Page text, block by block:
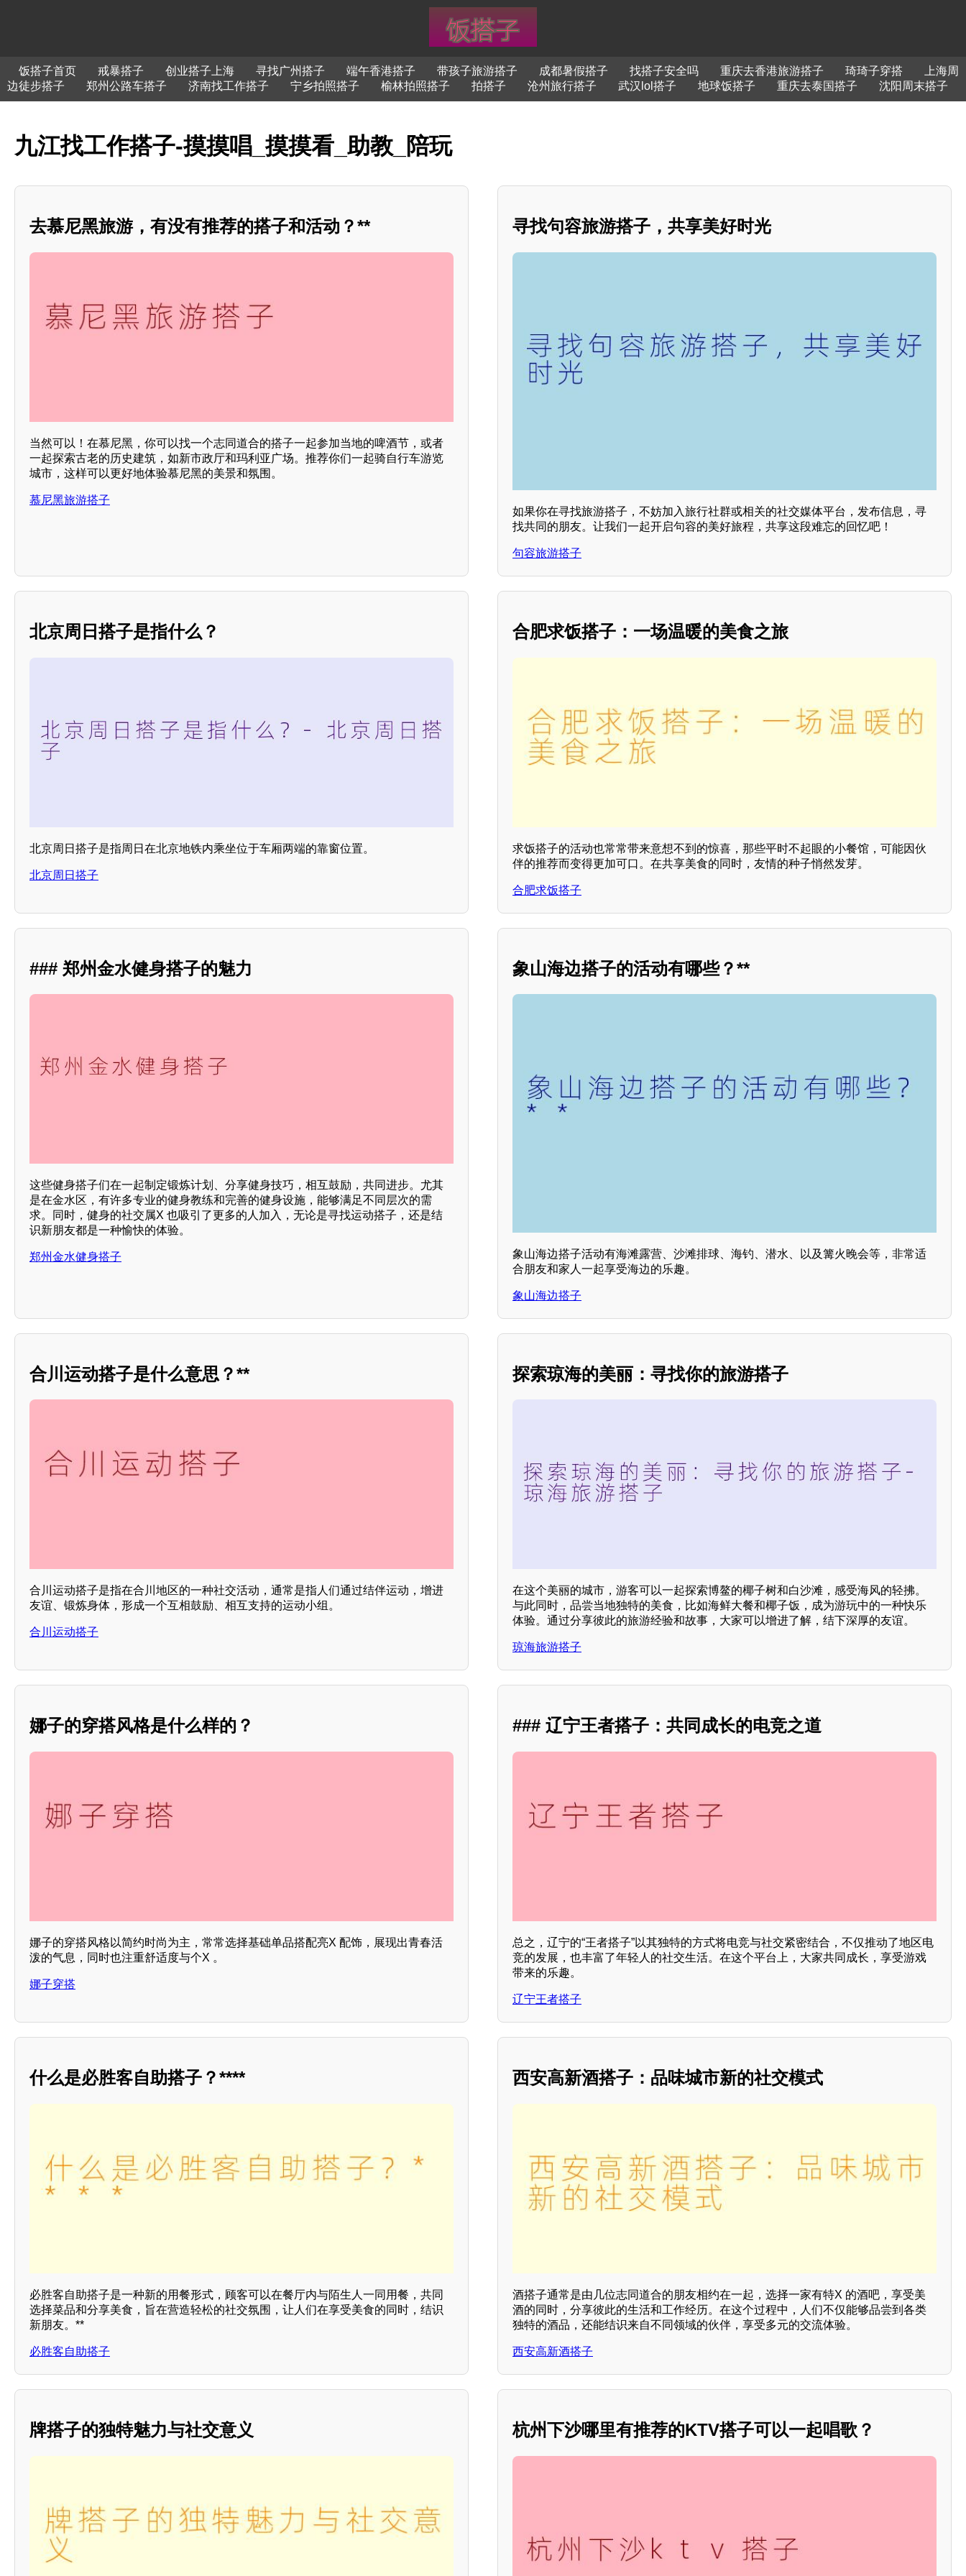
饭搭子首页 戒暴搭子 创业搭子上海 寻找广州搭子 端午香港搭子 带孩子旅游搭子 成都暑假搭子 找搭子安全吗 重庆去香港旅游搭子 琦琦子穿搭
上海周
边徒步搭子
郑州公路车搭子 济南找工作搭子 宁乡拍照搭子 榆林拍照搭子 拍搭子 沧州旅行搭子 武汉lol搭子 地球饭搭子 重庆去泰国搭子 沈阳周末搭子
九江找工作搭子-摸摸唱_摸摸看_助教_陪玩
去慕尼黑旅游，有没有推荐的搭子和活动？**
当然可以！在慕尼黑，你可以找一个志同道合的搭子一起参加当地的啤酒节，或者
一起探索古老的历史建筑，如新市政厅和玛利亚广场。推荐你们一起骑自行车游览
城市，这样可以更好地体验慕尼黑的美景和氛围。
慕尼黑旅游搭子
寻找句容旅游搭子，共享美好时光
如果你在寻找旅游搭子，不妨加入旅行社群或相关的社交媒体平台，发布信息，寻
找共同的朋友。让我们一起开启句容的美好旅程，共享这段难忘的回忆吧！
句容旅游搭子
北京周日搭子是指什么？
北京周日搭子是指周日在北京地铁内乘坐位于车厢两端的靠窗位置。
北京周日搭子
合肥求饭搭子：一场温暖的美食之旅
求饭搭子的活动也常常带来意想不到的惊喜，那些平时不起眼的小餐馆，可能因伙
伴的推荐而变得更加可口。在共享美食的同时，友情的种子悄然发芽。
合肥求饭搭子
### 郑州金水健身搭子的魅力
这些健身搭子们在一起制定锻炼计划、分享健身技巧，相互鼓励，共同进步。尤其
是在金水区，有许多专业的健身教练和完善的健身设施，能够满足不同层次的需
求。同时，健身的社交属X 也吸引了更多的人加入，无论是寻找运动搭子，还是结
识新朋友都是一种愉快的体验。
郑州金水健身搭子
象山海边搭子的活动有哪些？**
象山海边搭子活动有海滩露营、沙滩排球、海钓、潜水、以及篝火晚会等，非常适
合朋友和家人一起享受海边的乐趣。
象山海边搭子
合川运动搭子是什么意思？**
合川运动搭子是指在合川地区的一种社交活动，通常是指人们通过结伴运动，增进
友谊、锻炼身体，形成一个互相鼓励、相互支持的运动小组。
合川运动搭子
探索琼海的美丽：寻找你的旅游搭子
在这个美丽的城市，游客可以一起探索博鳌的椰子树和白沙滩，感受海风的轻拂。
与此同时，品尝当地独特的美食，比如海鲜大餐和椰子饭，成为游玩中的一种快乐
体验。通过分享彼此的旅游经验和故事，大家可以增进了解，结下深厚的友谊。
琼海旅游搭子
娜子的穿搭风格是什么样的？
娜子的穿搭风格以简约时尚为主，常常选择基础单品搭配亮X 配饰，展现出青春活
泼的气息，同时也注重舒适度与个X 。
娜子穿搭
### 辽宁王者搭子：共同成长的电竞之道
总之，辽宁的“王者搭子”以其独特的方式将电竞与社交紧密结合，不仅推动了地区电
竞的发展，也丰富了年轻人的社交生活。在这个平台上，大家共同成长，享受游戏
带来的乐趣。
辽宁王者搭子
什么是必胜客自助搭子？****
必胜客自助搭子是一种新的用餐形式，顾客可以在餐厅内与陌生人一同用餐，共同
选择菜品和分享美食，旨在营造轻松的社交氛围，让人们在享受美食的同时，结识
新朋友。**
必胜客自助搭子
西安高新酒搭子：品味城市新的社交模式
酒搭子通常是由几位志同道合的朋友相约在一起，选择一家有特X 的酒吧，享受美
酒的同时，分享彼此的生活和工作经历。在这个过程中，人们不仅能够品尝到各类
独特的酒品，还能结识来自不同领域的伙伴，享受多元的交流体验。
西安高新酒搭子
牌搭子的独特魅力与社交意义 杭州下沙哪里有推荐的KTV搭子可以一起唱歌？